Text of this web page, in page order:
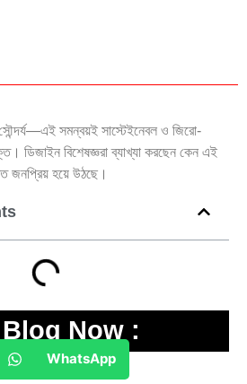
সৌন্দর্য—এই সমন্বয়ই সাস্টেইনেবল ও জিরো-
ডিজাইন বিশেষজ্ঞরা ব্যাখ্যা করছেন কেন এই
জনপ্রিয় হয়ে উঠছে।
Now :
WhatsApp